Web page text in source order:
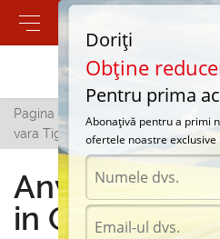
Contactați-ne
Pagina principală
vara Tigar in Ocnita
Anvelope de
in Ocnita
Doriți
Obține
Pentru prima
Abonațivă pentru a primi
ofertele noastre exclusive